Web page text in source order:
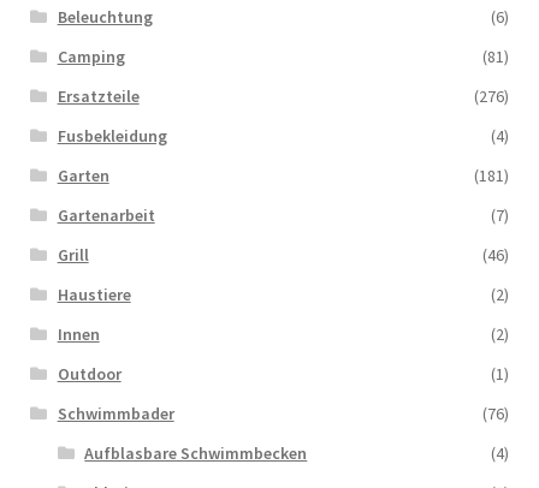
Beleuchtung
(6)
Camping
(81)
Ersatzteile
(276)
Fusbekleidung
(4)
Garten
(181)
Gartenarbeit
(7)
Grill
(46)
Haustiere
(2)
Innen
(2)
Outdoor
(1)
Schwimmbader
(76)
Aufblasbare Schwimmbecken
(4)